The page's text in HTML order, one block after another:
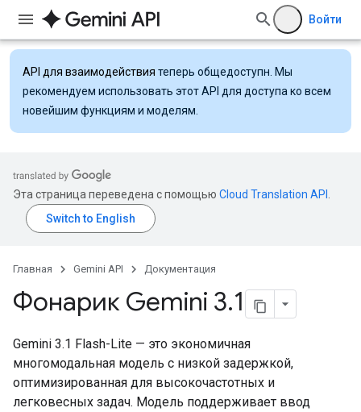
Войти
API для взаимодействия теперь общедоступн. Мы
рекомендуем использовать этот API для доступа ко всем
новейшим функциям и моделям.
Эта страница переведена с помощью Cloud Translation API
Главная Gemini API Документация
Фонарик Gemini 3.1
Gemini 3.1 Flash-Lite — это экономичная
многомодальная модель с низкой задержкой,
оптимизированная для высокочастотных и
легковесных задач. Модель поддерживает ввод